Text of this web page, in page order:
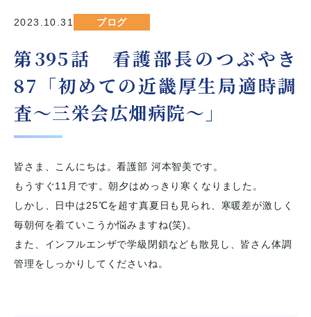
2023.10.31 ブログ
第395話 看護部長のつぶやき
87「初めての近畿厚生局適時調
査～三栄会広畑病院～」
皆さま、こんにちは。看護部 河本智美です。
もうすぐ11月です。朝夕はめっきり寒くなりました。
しかし、日中は25℃を超す真夏日も見られ、寒暖差が激しく
毎朝何を着ていこうか悩みますね(笑)。
また、インフルエンザで学級閉鎖なども散見し、皆さん体調
管理をしっかりしてくださいね。